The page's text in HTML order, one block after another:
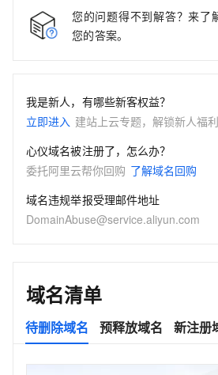
您的问题得不到解答？来了
您的答案。
我是新人，有哪些新客权益？
立即进入 建站上云专题，解锁新人福利
心仪域名被注册了，怎么办？
委托阿里云帮你回购 了解域名回购
域名违规举报受理邮件地址
DomainAbuse@service.aliyun.com
域名清单
待删除域名 预释放域名 新注册